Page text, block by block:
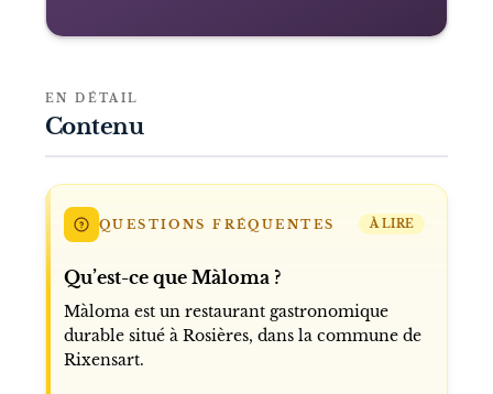
EN DÉTAIL
Contenu
QUESTIONS FRÉQUENTES À LIRE
Qu’est-ce que Màloma ?
Màloma est un restaurant gastronomique
durable situé à Rosières, dans la commune de
Rixensart.